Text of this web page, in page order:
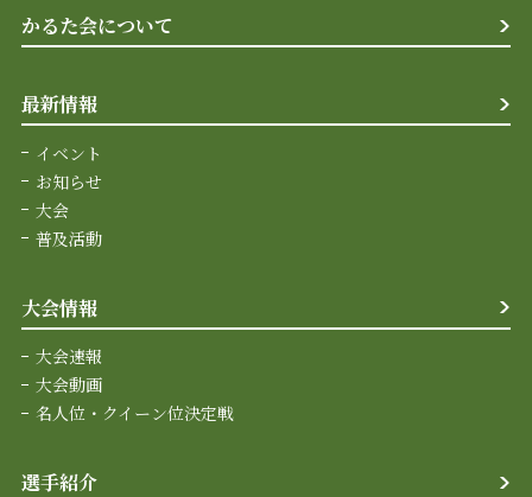
かるた会について
最新情報
イベント
お知らせ
大会
普及活動
大会情報
大会速報
大会動画
名人位・クイーン位決定戦
選手紹介